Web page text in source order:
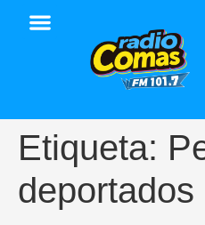
Etiqueta:
deportados